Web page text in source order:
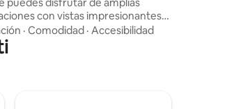
con vistas impresionantes
Beas. Disfruta de un desayuno de
y explora la ciudad con facilidad,
a nuestra ubicación privilegiada
· Comodidad · Accesibilidad